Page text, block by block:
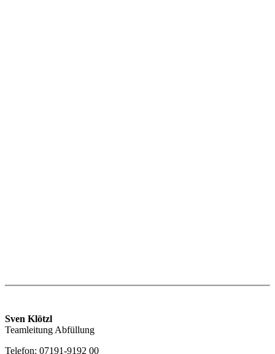
Sven Klötzl
Teamleitung Abfüllung
Telefon: 07191-9192 00